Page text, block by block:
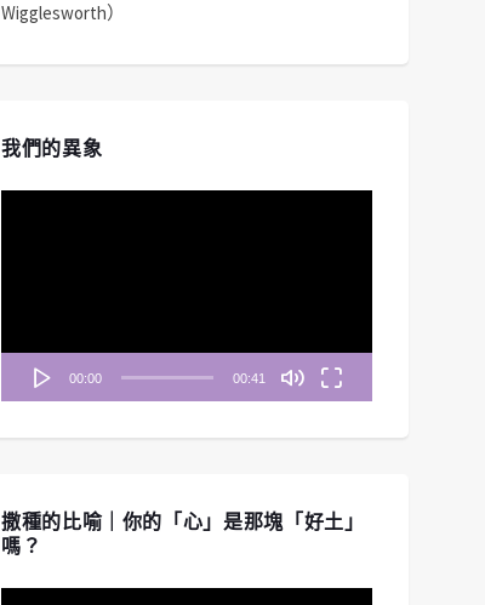
Wigglesworth）
我們的異象
00:00 00:41
撒種的比喻｜你的「心」是那塊「好土」
嗎？